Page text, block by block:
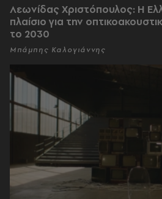
Λεωνίδας Χριστόπουλος: Η
πλαίσιο για την
το 2030
Μπάμπης Καλογιάννης